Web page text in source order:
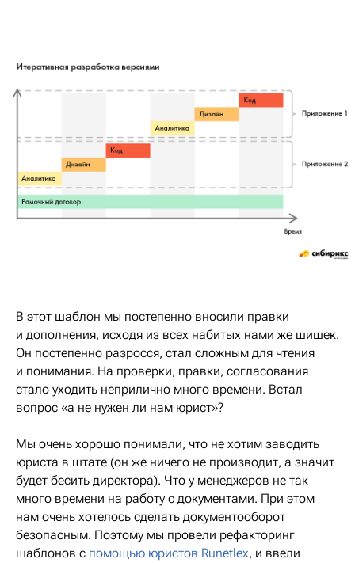
В этот шаблон мы постепенно вносили правки
и дополнения, исходя из всех набитых нами же шишек.
Он постепенно разросся, стал сложным для чтения
и понимания. На проверки, правки, согласования
стало уходить неприлично много времени. Встал
вопрос «а не нужен ли нам юрист»?
Мы очень хорошо понимали, что не хотим заводить
юриста в штате (он же ничего не производит, а значит
будет бесить директора). Что у менеджеров не так
много времени на работу с документами. При этом
нам очень хотелось сделать документооборот
безопасным. Поэтому мы провели рефакторинг
шаблонов с помощью юристов Runetlex, и ввели